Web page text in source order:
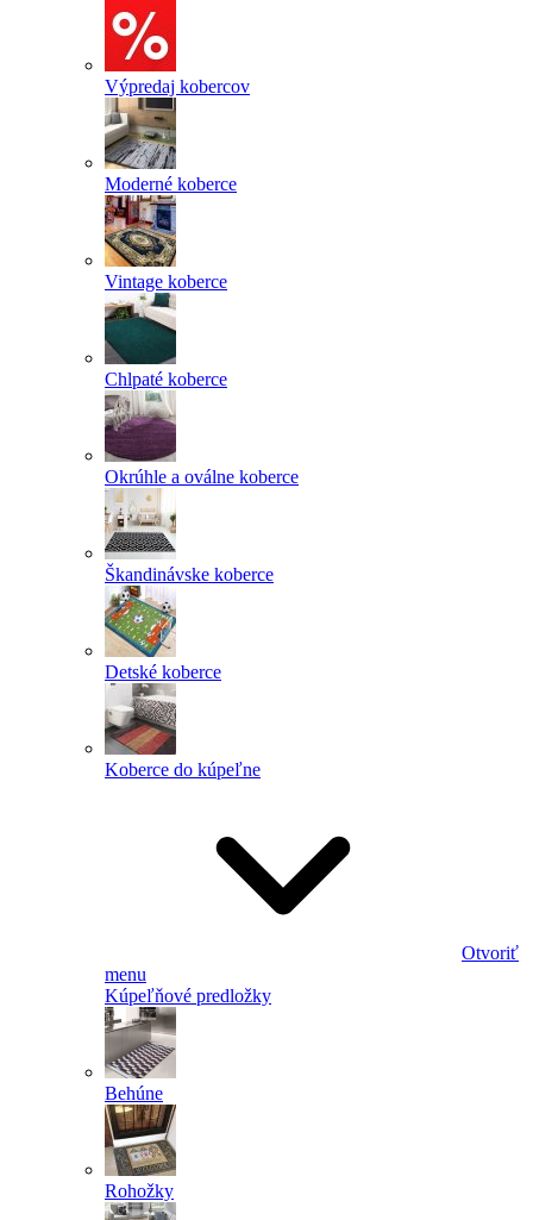
Výpredaj kobercov
Moderné koberce
Vintage koberce
Chlpaté koberce
Okrúhle a oválne koberce
Škandinávske koberce
Detské koberce
Koberce do kúpeľne
Otvoriť
menu
Kúpeľňové predložky
Behúne
Rohožky